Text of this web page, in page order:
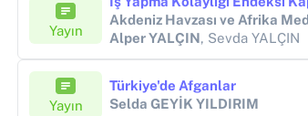
Yayın
Akdeniz Havzası ve Afrika
Alper YALÇIN, Sevda YALÇIN
Yayın
Türkiye'de Afganlar
Selda GEYİK YILDIRIM